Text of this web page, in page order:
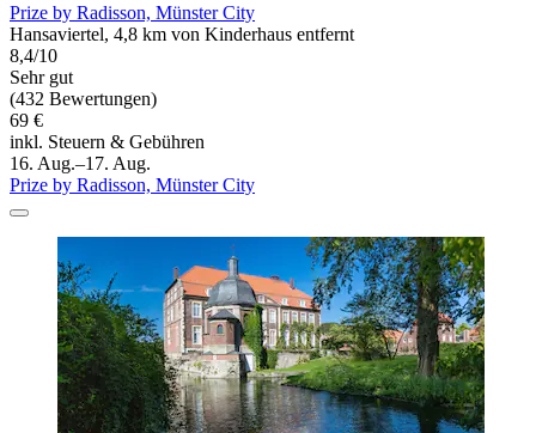
Prize by Radisson, Münster City
Hansaviertel, 4,8 km von Kinderhaus entfernt
8,4/10
Sehr gut
(432 Bewertungen)
69 €
inkl. Steuern & Gebühren
16. Aug.–17. Aug.
Prize by Radisson, Münster City